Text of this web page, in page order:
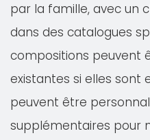
par la famille, avec un
dans des catalogues
compositions peuvent
existantes si elles sont
peuvent être
supplémentaires pour